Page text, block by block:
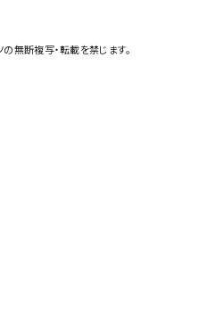
無断複写・転載を禁じます。